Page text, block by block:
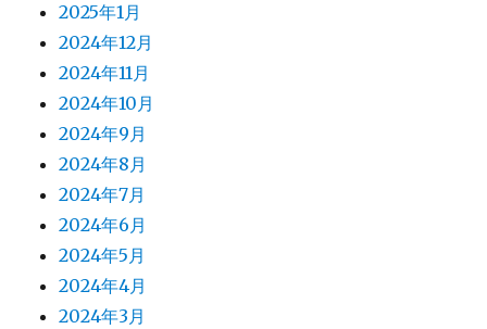
2025年1月
2024年12月
2024年11月
2024年10月
2024年9月
2024年8月
2024年7月
2024年6月
2024年5月
2024年4月
2024年3月